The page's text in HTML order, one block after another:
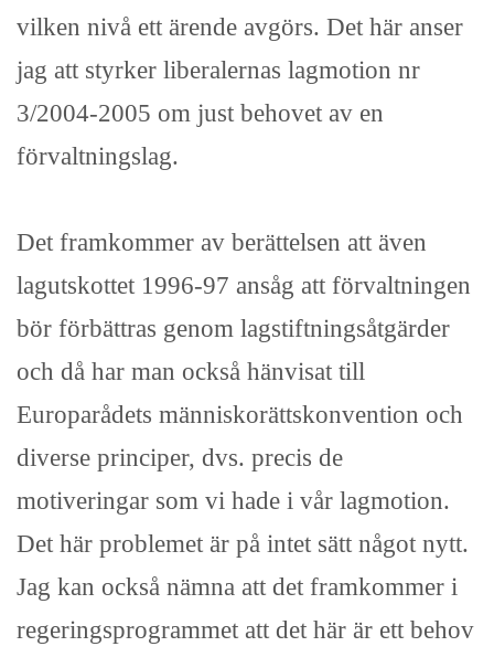
vilken nivå ett ärende avgörs. Det här anser
jag att styrker liberalernas lagmotion nr
3/2004-2005 om just behovet av en
förvaltningslag.
Det framkommer av berättelsen att även
lagutskottet 1996-97 ansåg att förvaltningen
bör förbättras genom lagstiftningsåtgärder
och då har man också hänvisat till
Europarådets människorättskonvention och
diverse principer, dvs. precis de
motiveringar som vi hade i vår lagmotion.
Det här problemet är på intet sätt något nytt.
Jag kan också nämna att det framkommer i
regeringsprogrammet att det här är ett behov